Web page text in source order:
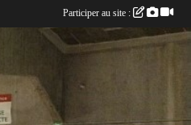
Participer au site :